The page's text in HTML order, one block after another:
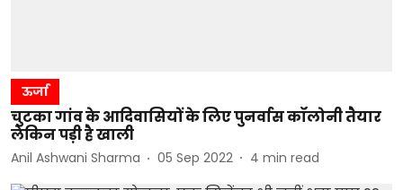
ऊर्जा
चुटका गांव के आदिवासियों के लिए पुनर्वास कॉलोनी तैयार
लेकिन पड़ी है खाली
Anil Ashwani Sharma 05 Sep 2022 4 min read